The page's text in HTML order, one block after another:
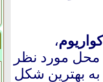
،
مورد نظر
بهترین شکل